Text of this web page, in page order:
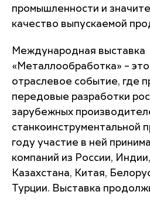
промышленности и
качество выпускаемой
Международная выставка
«Металлообработка» –
отраслевое событие, где
передовые разработки
зарубежных
станкоинструментальной
году участие в ней
компаний из России,
Казахстана, Китая,
Турции. Выставка